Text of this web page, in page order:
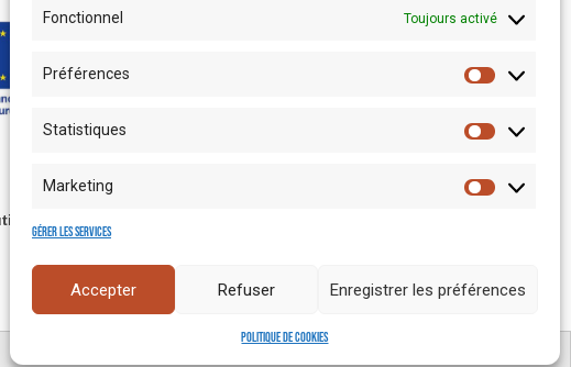
Fonctionnel Toujours activé
Préférences
Statistiques
Marketing
Gérer les services
Accepter Refuser Enregistrer les préférences
Politique de cookies